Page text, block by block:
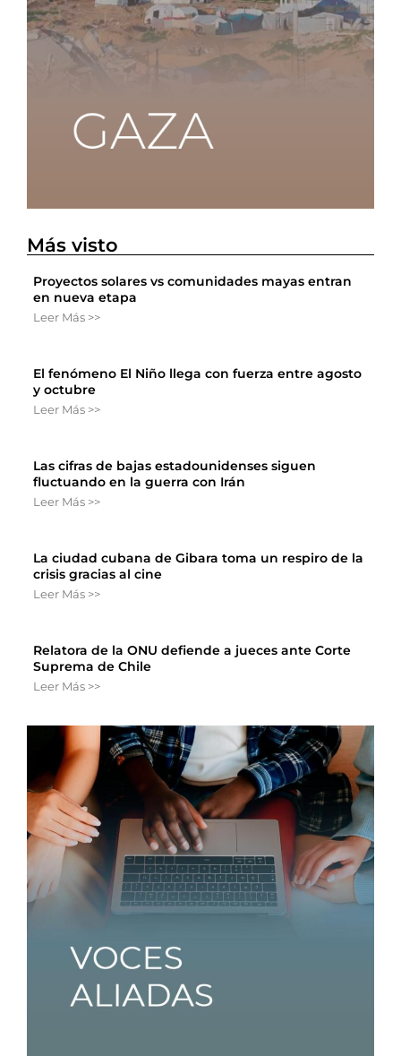
Más visto
Proyectos solares vs comunidades mayas entran
en nueva etapa
Leer Más >>
El fenómeno El Niño llega con fuerza entre agosto
y octubre
Leer Más >>
Las cifras de bajas estadounidenses siguen
fluctuando en la guerra con Irán
Leer Más >>
La ciudad cubana de Gibara toma un respiro de la
crisis gracias al cine
Leer Más >>
Relatora de la ONU defiende a jueces ante Corte
Suprema de Chile
Leer Más >>